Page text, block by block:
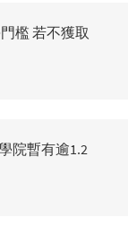
檻 若不獲取
院暫有逾1.2